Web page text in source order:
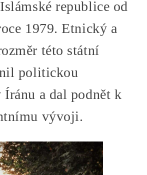
republice od
1979. Etnický a
této státní
politickou
a dal podnět k
vývoji.